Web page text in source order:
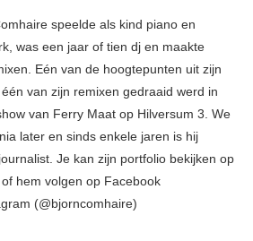
speelde als kind piano en
was een jaar of tien dj en maakte
Eén van de hoogtepunten uit zijn
van zijn remixen gedraaid werd in
van Ferry Maat op Hilversum 3. We
later en sinds enkele jaren is hij
Je kan zijn portfolio bekijken op
hem volgen op Facebook
(@bjorncomhaire)